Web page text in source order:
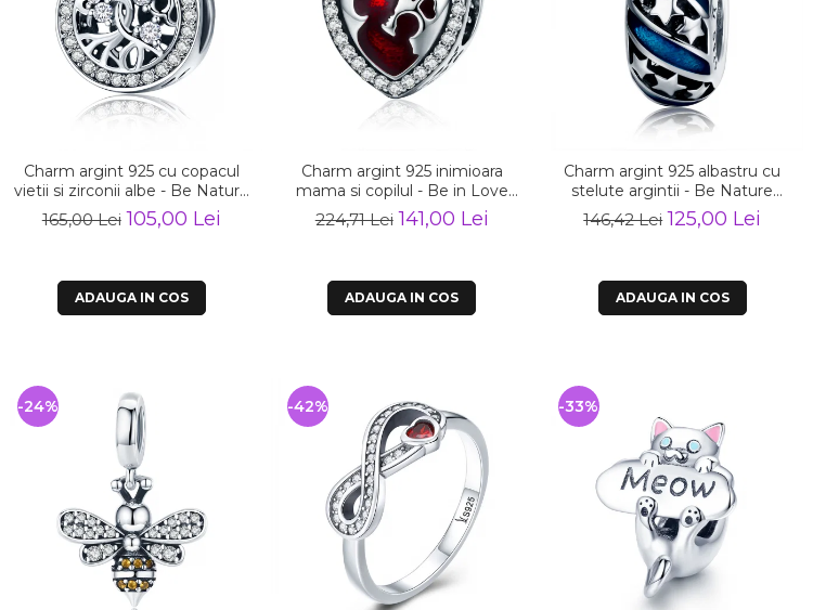
Charm argint 925 cu copacul
vietii si zirconii albe - Be Nature
PST0120
165,00 Lei 105,00 Lei
ADAUGA IN COS
Charm argint 925 inimioara
mama si copilul - Be in Love
PST0122
224,71 Lei 141,00 Lei
ADAUGA IN COS
Charm argint 925 albastru cu
stelute argintii - Be Nature
PST0123
146,42 Lei 125,00 Lei
ADAUGA IN COS
-24% -42% -33%